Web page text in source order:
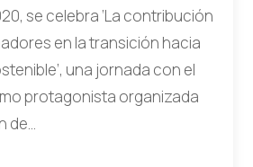
se celebra ‘La contribución
en la transición hacia
una jornada con el
protagonista organizada
de...